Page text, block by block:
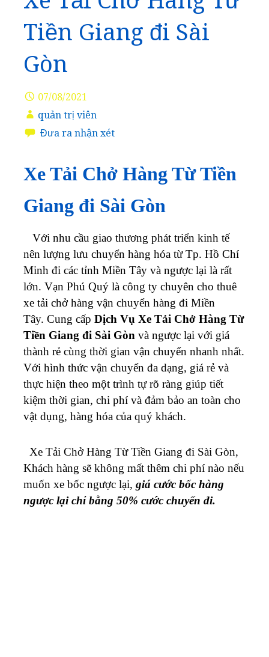
Tiền Giang đi Sài
Gòn
07/08/2021
quản trị viên
Đưa ra nhận xét
Xe Tải Chở Hàng Từ Tiền
Giang đi Sài Gòn
Với nhu cầu giao thương phát triển kinh tế
nên lượng lưu chuyển hàng hóa từ Tp. Hồ Chí
Minh đi các tỉnh Miền Tây và ngược lại là rất
lớn. Vạn Phú Quý là công ty chuyên cho thuê
xe tải chở hàng vận chuyển hàng đi Miền
Tây. Cung cấp Dịch Vụ Xe Tải Chở Hàng Từ
Tiền Giang đi Sài Gòn và ngược lại với giá
thành rẻ cùng thời gian vận chuyển nhanh nhất.
Với hình thức vận chuyển đa dạng, giá rẻ và
thực hiện theo một trình tự rõ ràng giúp tiết
kiệm thời gian, chi phí và đảm bảo an toàn cho
vật dụng, hàng hóa của quý khách.
Xe Tải Chở Hàng Từ Tiền Giang đi Sài Gòn,
Khách hàng sẽ không mất thêm chi phí nào nếu
muốn xe bốc ngược lại, giá cước bốc hàng
ngược lại chỉ bằng 50% cước chuyến đi.